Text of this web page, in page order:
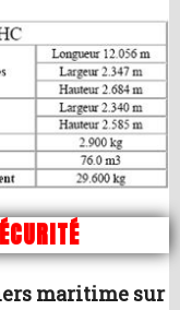
maritime sur